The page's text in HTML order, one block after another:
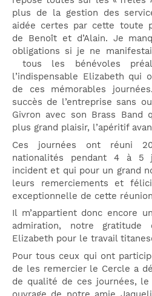
plus de la gestion des
aidée certes par cette toute
de Benoît et d’Alain. Je
obligations si je ne
tous les bénévoles
l’indispensable Elizabeth qui
de ces mémorables
succès de l’entreprise sans
Givron avec son Brass Band
plus grand plaisir, l’apéritif
Ces journées ont réuni
nationalités pendant 4 à 5
incident et qui pour un grand
leurs remerciements et
exceptionnelle de cette
Il m’appartient donc encore
admiration, notre
Elizabeth pour le travail
Pour tous ceux qui ont
de les remercier le Cercle a
de qualité de ces journées,